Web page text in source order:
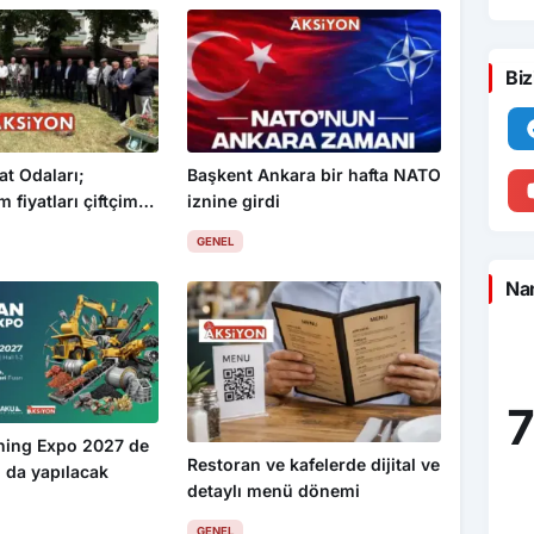
Odaları;
fiyatları çiftçimizi
Başkent Ankara bir hafta NATO
iznine girdi
GENEL
Expo 2027 de
yapılacak
Restoran ve kafelerde dijital ve
detaylı menü dönemi
GENEL
7